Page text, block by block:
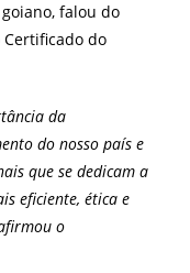
falou do
do
da
do nosso país e
que se dedicam a
eficiente, ética e
o